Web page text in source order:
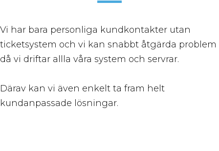
Vi har bara personliga kundkontakter utan
ticketsystem och vi kan snabbt åtgärda problem
då vi driftar allla våra system och servrar.
Därav kan vi även enkelt ta fram helt
kundanpassade lösningar.